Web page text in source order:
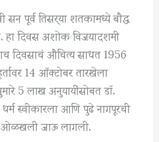
पूर्व तिसर्‍या शतकामध्ये बौद्ध
हा दिवस अशोक विजयादशमी
दिवसाचं औचित्य साधत 1956
14 ऑक्टोबर तारखेला
5 लाख अनुयायींसोबत डॉ.
स्वीकारला आणि पुढे नागपूरची
ओळखली जाऊ लागली.